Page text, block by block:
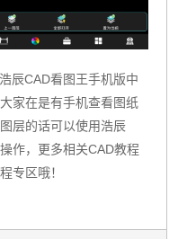
辰CAD看图王手机版中
家在是有手机查看图纸
层的话可以使用浩辰
作，更多相关CAD教程
专区哦！